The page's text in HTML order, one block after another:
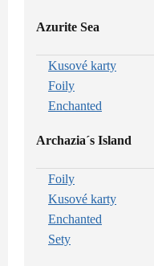
Azurite Sea
Kusové karty
Foily
Enchanted
Archazia´s Island
Foily
Kusové karty
Enchanted
Sety